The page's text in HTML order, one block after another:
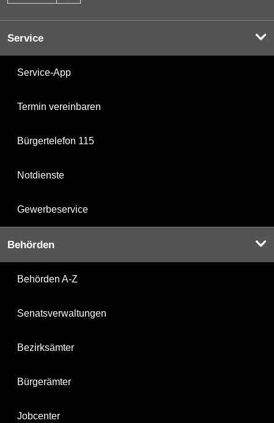
Service
Service-App
Termin vereinbaren
Bürgertelefon 115
Notdienste
Gewerbeservice
Behörden
Behörden A-Z
Senatsverwaltungen
Bezirksämter
Bürgerämter
Jobcenter